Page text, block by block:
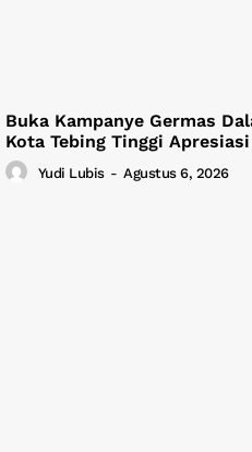
Buka Kampanye Germas
Kota Tebing Tinggi
Yudi Lubis - Agustus 6, 2026